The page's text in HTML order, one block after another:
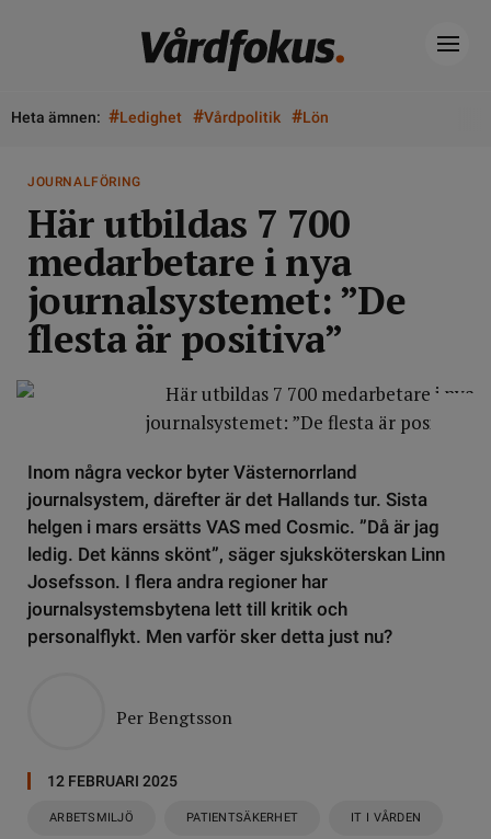
Heta ämnen: #Ledighet #Vårdpolitik #Lön
JOURNALFÖRING
Här utbildas 7 700
medarbetare i nya
journalsystemet: ”De
flesta är positiva”
Inom några veckor byter Västernorrland
journalsystem, därefter är det Hallands tur. Sista
helgen i mars ersätts VAS med Cosmic. ”Då är jag
ledig. Det känns skönt”, säger sjuksköterskan Linn
Josefsson. I flera andra regioner har
journalsystemsbytena lett till kritik och
personalflykt. Men varför sker detta just nu?
Per Bengtsson
12 FEBRUARI 2025
ARBETSMILJÖ PATIENTSÄKERHET IT I VÅRDEN